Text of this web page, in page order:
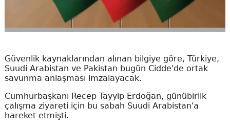
Güvenlik kaynaklarından alınan bilgiye göre, Türkiye,
Suudi Arabistan ve Pakistan bugün Cidde'de ortak
savunma anlaşması imzalayacak.
Cumhurbaşkanı Recep Tayyip Erdoğan, günübirlik
çalışma ziyareti için bu sabah Suudi Arabistan'a
hareket etmişti.